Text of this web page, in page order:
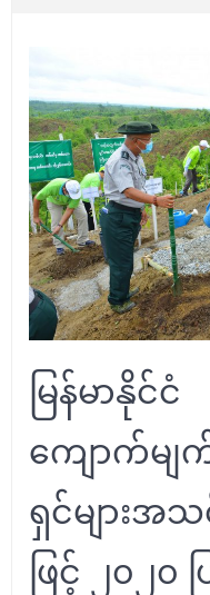
မြန်မာနိုင်ငံ
ကျောက်မျ
ရှင်များအ
ဖြင့် ၂၀၂၀